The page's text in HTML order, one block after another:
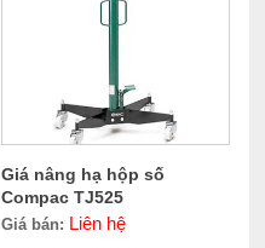
Giá nâng hạ hộp số
Compac TJ525
Giá bán: Liên hệ